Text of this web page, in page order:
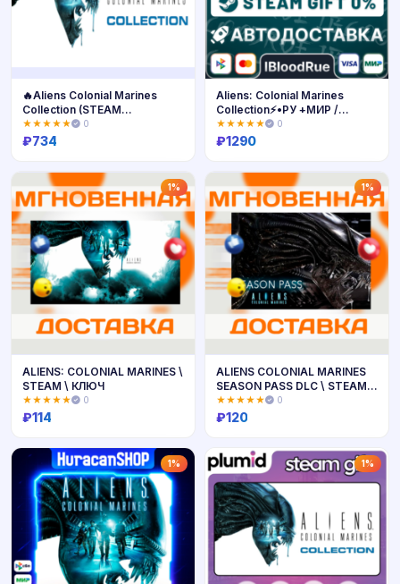
Купить
🔥Aliens Colonial Marines
Collection (STEAM
KEY/GLOBAL)
★★★★★ 0
₽734
Купить
Aliens: Colonial Marines
Collection⚡️•РУ +МИР /
STEAM
★★★★★ 0
₽1290
1%
Купить
ALIENS: COLONIAL MARINES \
STEAM \ КЛЮЧ
★★★★★ 0
₽114
1%
Купить
ALIENS COLONIAL MARINES
SEASON PASS DLC \ STEAM \
КЛЮЧ
★★★★★ 0
₽120
1% 1%